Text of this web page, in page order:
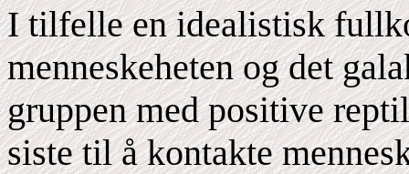
I tilfelle en idealistisk
menneskeheten og det
gruppen med positive
siste til å kontakte